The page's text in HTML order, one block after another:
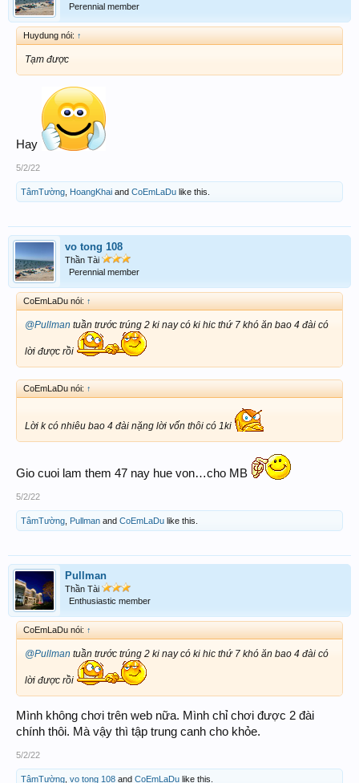
Perennial member
Huydung nói: ↑
Tạm được
Hay
5/2/22
TâmTường HoangKhai and CoEmLaDu like this.
vo tong 108
Thần Tài
Perennial member
CoEmLaDu nói: ↑
@Pullman tuần trước trúng 2 ki nay có ki hic thứ 7 khó ăn bao 4 đài có
lời được rồi
CoEmLaDu nói: ↑
Lời k có nhiêu bao 4 đài nặng lời vốn thôi có 1ki
Gio cuoi lam them 47 nay hue von…cho MB
5/2/22
TâmTường Pullman and CoEmLaDu like this.
Pullman
Thần Tài
Enthusiastic member
CoEmLaDu nói: ↑
@Pullman tuần trước trúng 2 ki nay có ki hic thứ 7 khó ăn bao 4 đài có
lời được rồi
Mình không chơi trên web nữa. Mình chỉ chơi được 2 đài
chính thôi. Mà vậy thì tập trung canh cho khỏe.
5/2/22
TâmTường vo tong 108 and CoEmLaDu like this.